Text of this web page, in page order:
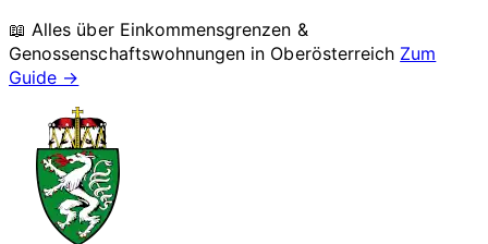
📖 Alles über Einkommensgrenzen &
Genossenschaftswohnungen in Oberösterreich Zum
Guide →